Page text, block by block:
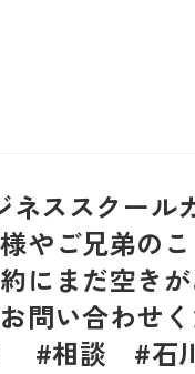
ススクール
やご兄弟の
にまだ空き
問い合わせ
#相談 #石